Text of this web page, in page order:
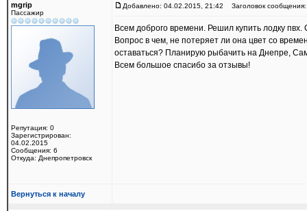
mgrip
Пассажир
Репутация: 0
Зарегистрирован:
04.02.2015
Сообщения: 6
Откуда: Днепропетровск
Добавлено: 04.02.2015, 21:42 Заголовок сообщения:
Всем доброго времени. Решил купить лодку
Вопрос в чем, не потеряет ли она цвет со
оставаться? Планирую рыбачить на Днепре,
Всем большое спасибо за отзывы!
Вернуться к началу